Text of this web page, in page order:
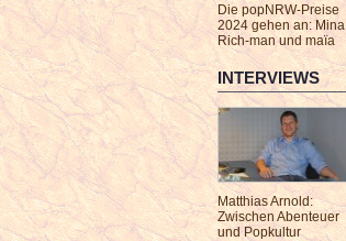
Die popNRW-Preise
2024 gehen an: Mina
Rich-man und maïa
INTERVIEWS
Matthias Arnold:
Zwischen Abenteuer
und Popkultur